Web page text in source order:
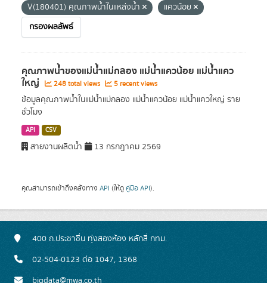
V(180401) คุณภาพน้ำในแหล่งน้ำ
แควน้อย
กรองผลลัพธ์
คุณภาพน้ำของแม่น้ำแม่กลอง แม่น้ำแควน้อย แม่น้ำแคว
ใหญ่ 248 total views 5 recent views
ข้อมูลคุณภาพน้ำในแม่น้ำแม่กลอง แม่น้ำแควน้อย แม่น้ำแควใหญ่ ราย
ชั่วโมง
API CSV
สายงานผลิตน้ำ 13 กรกฎาคม 2569
คุณสามารถเข้าถึงคลังทาง API (ให้ดู คู่มือ API).
400 ถ.ประชาชื่น ทุ่งสองห้อง หลักสี่ กทม.
02-504-0123 ต่อ 1047, 1368
bigdata@mwa.co.th